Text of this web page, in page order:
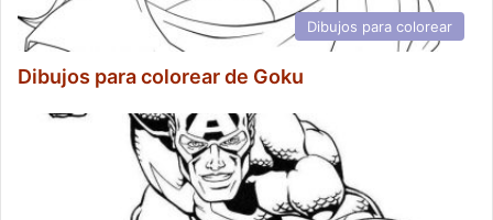
Dibujos para colorear
Dibujos para colorear de Goku